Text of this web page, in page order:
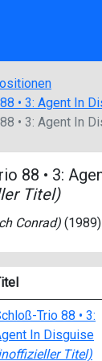
• 3: Agent In
• 3: Agent In
88 • 3:
Titel)
Conrad) (1989)
Trio 88 • 3:
In Disguise
Titel)